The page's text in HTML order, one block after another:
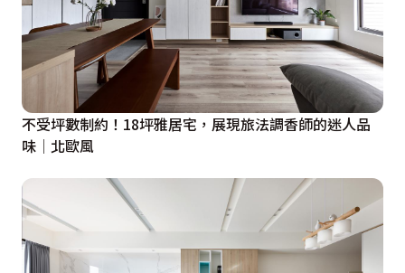
不受坪數制約！18坪雅居宅，展現旅法調香師的迷人品
味│北歐風